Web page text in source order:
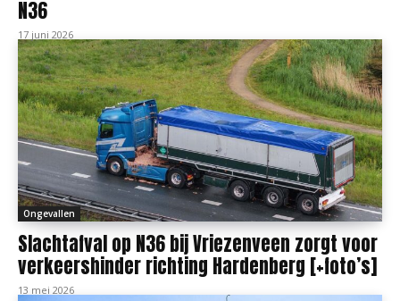
N36
17 juni 2026
Ongevallen
Slachtafval op N36 bij Vriezenveen zorgt voor
verkeershinder richting Hardenberg [+foto’s]
13 mei 2026